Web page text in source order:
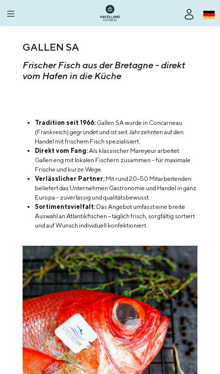
GALLEN SA
Frischer Fisch aus der Bretagne - direkt
vom Hafen in die Küche
Tradition seit 1966: Gallen SA wurde in Concarneau
(Frankreich) gegründet und ist seit Jahrzehnten auf den
Handel mit frischem Fisch spezialisiert.
Direkt vom Fang: Als klassischer Mareyeur arbeitet
Gallen eng mit lokalen Fischern zusammen – für maximale
Frische und kurze Wege.
Verlässlicher Partner: Mit rund 20–50 Mitarbeitenden
beliefert das Unternehmen Gastronomie und Handel in ganz
Europa – zuverlässig und qualitätsbewusst.
Sortimentsvielfalt: Das Angebot umfasst eine breite
Auswahl an Atlantikfischen – täglich frisch, sorgfältig sortiert
und auf Wunsch individuell konfektioniert.